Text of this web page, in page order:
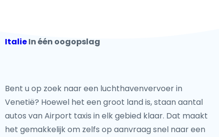
ItalieIn één oogopslag
Bent u op zoek naar een luchthavenvervoer in
Venetië? Hoewel het een groot land is, staan aantal
autos van Airport taxis in elk gebied klaar. Dat maakt
het gemakkelijk om zelfs op aanvraag snel naar een